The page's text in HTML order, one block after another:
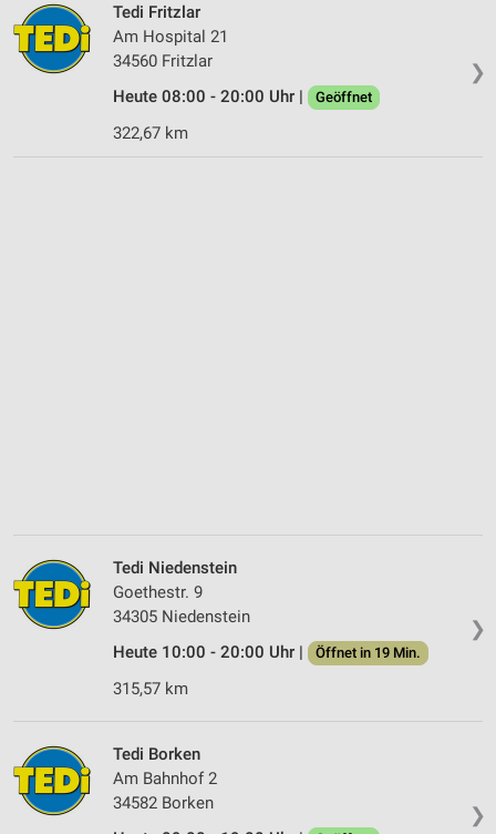
❯
Tedi Fritzlar
Am Hospital 21
34560 Fritzlar
Heute 08:00 - 20:00 Uhr |
Geöffnet
322,67 km
❯
Tedi Niedenstein
Goethestr. 9
34305 Niedenstein
Heute 10:00 - 20:00 Uhr |
Öffnet in 19 Min.
315,57 km
❯
Tedi Borken
Am Bahnhof 2
34582 Borken